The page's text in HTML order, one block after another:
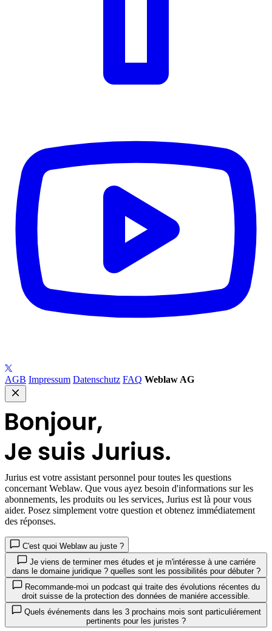
AGB Impressum Datenschutz FAQ Weblaw AG
Jurius est votre assistant personnel pour toutes les questions
concernant Weblaw. Que vous ayez besoin d'informations sur les
abonnements, les produits ou les services, Jurius est là pour vous
aider. Posez simplement votre question et obtenez immédiatement
des réponses.
C'est quoi Weblaw au juste ?
Je viens de terminer mes études et je m'intéresse à une carriére
dans le domaine juridique ? quelles sont les possibilités pour débuter ?
droit suisse de la protection des données de maniére accessible.
Quels événements dans les 3 prochains mois sont particuliérement
pertinents pour les juristes ?